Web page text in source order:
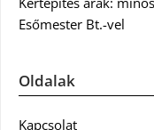
Esőmester Bt.-vel
Oldalak
Kapcsolat